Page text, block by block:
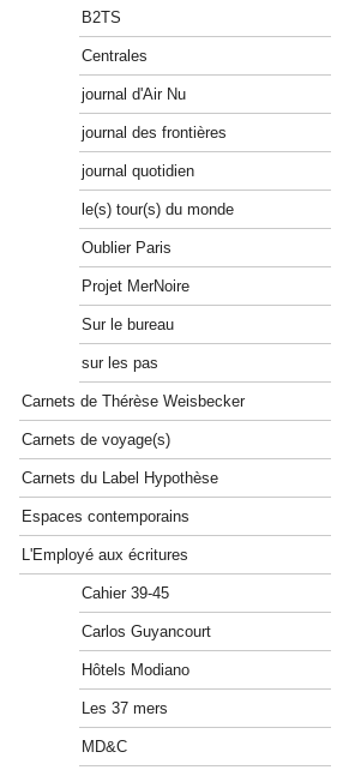
B2TS
Centrales
journal d'Air Nu
journal des frontières
journal quotidien
le(s) tour(s) du monde
Oublier Paris
Projet MerNoire
Sur le bureau
sur les pas
Carnets de Thérèse Weisbecker
Carnets de voyage(s)
Carnets du Label Hypothèse
Espaces contemporains
L'Employé aux écritures
Cahier 39-45
Carlos Guyancourt
Hôtels Modiano
Les 37 mers
MD&C